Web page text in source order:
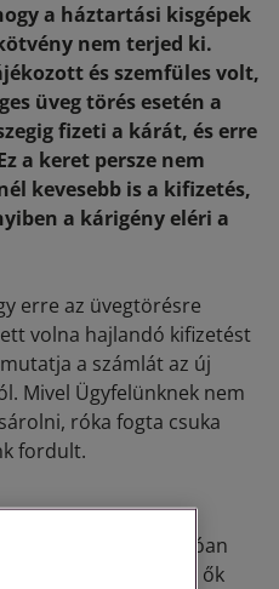
a háztartási kisgépek
nem terjed ki.
és szemfüles volt,
üveg törés esetén a
fizeti a kárát, és erre
a keret persze nem
kevesebb is a kifizetés,
a kárigény eléri a
erre az üvegtörésre
volna hajlandó kifizetést
a számlát az új
Mivel Ügyfelünknek nem
róka fogta csuka
fordult.
amennyiben az
bizonyíthatóan
is vitatják, valamint ők